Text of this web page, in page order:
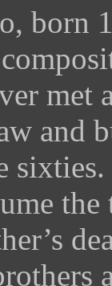
born
met
and